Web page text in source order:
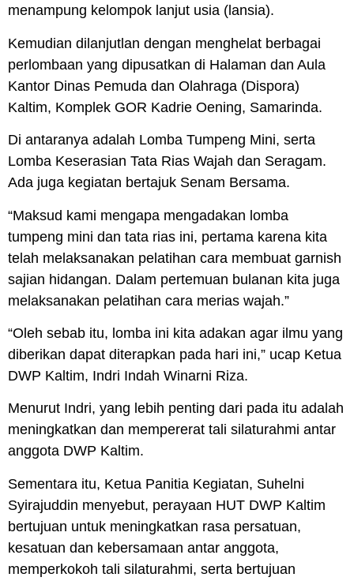
menampung kelompok lanjut usia (lansia).
Kemudian dilanjutlan dengan menghelat berbagai
perlombaan yang dipusatkan di Halaman dan Aula
Kantor Dinas Pemuda dan Olahraga (Dispora)
Kaltim, Komplek GOR Kadrie Oening, Samarinda.
Di antaranya adalah Lomba Tumpeng Mini, serta
Lomba Keserasian Tata Rias Wajah dan Seragam.
Ada juga kegiatan bertajuk Senam Bersama.
“Maksud kami mengapa mengadakan lomba
tumpeng mini dan tata rias ini, pertama karena kita
telah melaksanakan pelatihan cara membuat garnish
sajian hidangan. Dalam pertemuan bulanan kita juga
melaksanakan pelatihan cara merias wajah.”
“Oleh sebab itu, lomba ini kita adakan agar ilmu yang
diberikan dapat diterapkan pada hari ini,” ucap Ketua
DWP Kaltim, Indri Indah Winarni Riza.
Menurut Indri, yang lebih penting dari pada itu adalah
meningkatkan dan mempererat tali silaturahmi antar
anggota DWP Kaltim.
Sementara itu, Ketua Panitia Kegiatan, Suhelni
Syirajuddin menyebut, perayaan HUT DWP Kaltim
bertujuan untuk meningkatkan rasa persatuan,
kesatuan dan kebersamaan antar anggota,
memperkokoh tali silaturahmi, serta bertujuan